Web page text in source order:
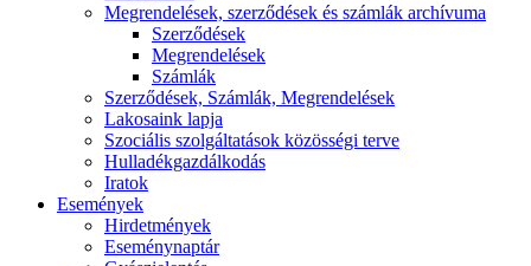
Megrendelések, szerződések és számlák archívuma
Szerződések
Megrendelések
Számlák
Szerződések, Számlák, Megrendelések
Lakosaink lapja
Szociális szolgáltatások közösségi terve
Hulladékgazdálkodás
Iratok
Események
Hirdetmények
Eseménynaptár